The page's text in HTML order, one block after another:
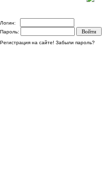
Логин:
Пароль:
Регистрация на сайте! Забыли пароль?